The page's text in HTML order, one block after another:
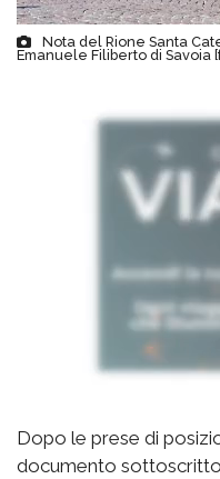
Nota del Rione Santa
Emanuele Filiberto di Savoia
Dopo le prese di
documento